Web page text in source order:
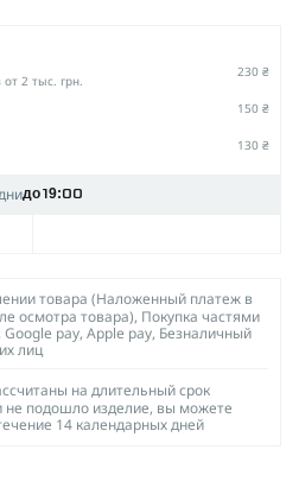
от 2 тыс. грн.
230 ₴
150 ₴
130 ₴
до 19:00
товара (Наложенный платеж в
осмотра товара), Покупка частями
pay, Apple pay, Безналичный
лиц
на длительный срок
не подошло изделие, вы можете
14 календарных дней